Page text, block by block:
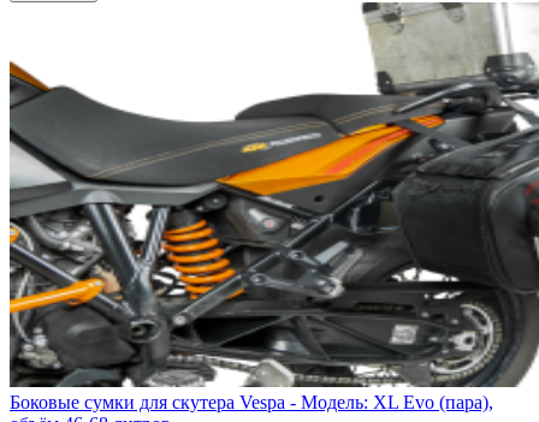
Боковые сумки для скутера Vespa - Модель: XL Evo (пара),